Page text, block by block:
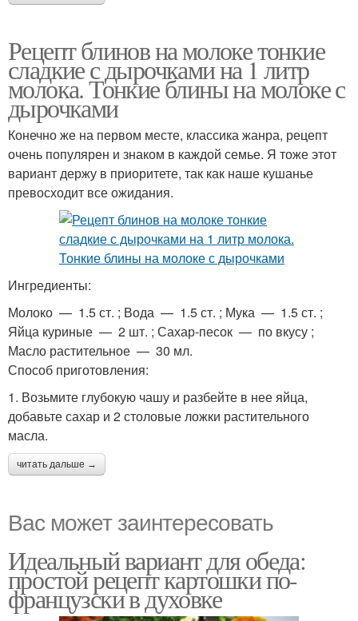
Рецепт блинов на молоке тонкие
сладкие с дырочками на 1 литр
молока. Тонкие блины на молоке с
дырочками
Конечно же на первом месте, классика жанра, рецепт
очень популярен и знаком в каждой семье. Я тоже этот
вариант держу в приоритете, так как наше кушанье
превосходит все ожидания.
Ингредиенты:
Молоко — 1.5 ст. ; Вода — 1.5 ст. ; Мука — 1.5 ст. ;
Яйца куриные — 2 шт. ; Сахар-песок — по вкусу ;
Масло растительное — 30 мл.
Способ приготовления:
1. Возьмите глубокую чашу и разбейте в нее яйца,
добавьте сахар и 2 столовые ложки растительного
масла.
читать дальше →
Вас может заинтересовать
Идеальный вариант для обеда:
простой рецепт картошки по-
французски в духовке